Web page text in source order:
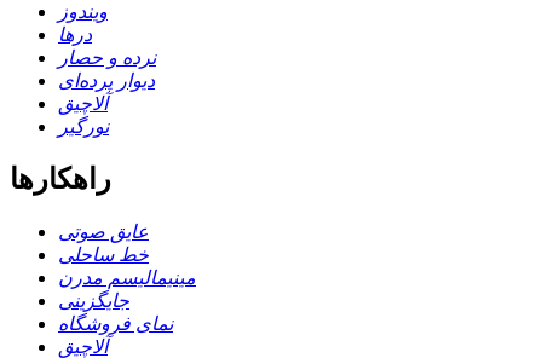
ویندوز
درها
نرده و حصار
دیوار پرده‌ای
آلاچیق
نورگیر
راهکارها
عایق صوتی
خط ساحلی
مینیمالیسم مدرن
جایگزینی
نمای فروشگاه
آلاچیق